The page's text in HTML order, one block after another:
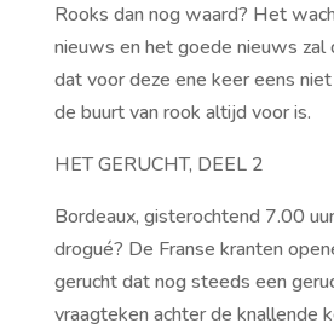
Rooks dan nog waard? Het
nieuws en het goede nieuws zal
dat voor deze ene keer eens
de buurt van rook altijd voor is.
HET GERUCHT, DEEL 2
Bordeaux, gisterochtend 7.00
drogué? De Franse kranten
gerucht dat nog steeds een
vraagteken achter de knallende